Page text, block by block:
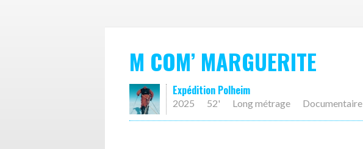
M COM’ MARGUERITE
Expédition Polheim
2025 52' Long métrage Documentaire